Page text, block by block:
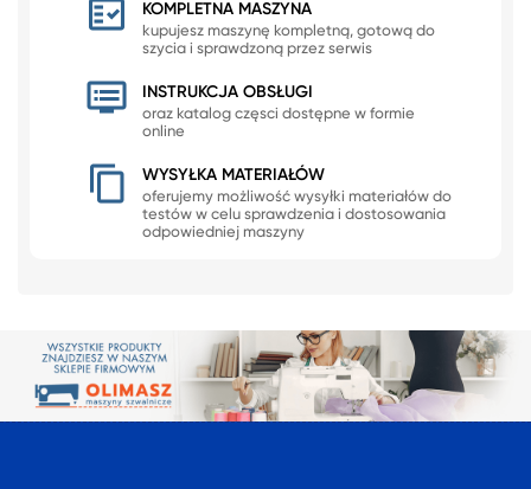
KOMPLETNA MASZYNA
kupujesz maszynę kompletną, gotową do
szycia i sprawdzoną przez serwis
INSTRUKCJA OBSŁUGI
oraz katalog częsci dostępne w formie
online
WYSYŁKA MATERIAŁÓW
oferujemy możliwość wysyłki materiałów do
testów w celu sprawdzenia i dostosowania
odpowiedniej maszyny